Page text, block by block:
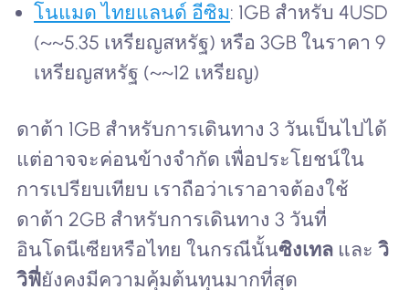
โนแมด ไทยแลนด์ อีซิม: 1GB สำหรับ 4USD
(~~5.35 เหรียญสหรัฐ) หรือ 3GB ในราคา 9
เหรียญสหรัฐ (~~12 เหรียญ)
ดาต้า 1GB สำหรับการเดินทาง 3 วันเป็นไปได้
แต่อาจจะค่อนข้างจำกัด เพื่อประโยชน์ใน
การเปรียบเทียบ เราถือว่าเราอาจต้องใช้
ดาต้า 2GB สำหรับการเดินทาง 3 วันที่
อินโดนีเซียหรือไทย ในกรณีนั้นซิงเทลและ วิ
วิฟี่ยังคงมีความคุ้มต้นทุนมากที่สุด